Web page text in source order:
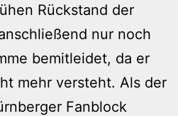
Rückstand der
nur noch
bemitleidet, da er
mehr versteht. Als der
Fanblock